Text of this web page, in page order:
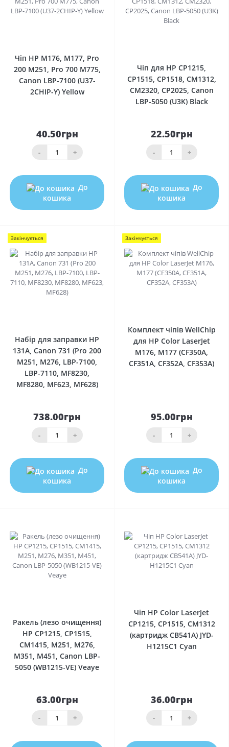
Чіп HP M176, M177, Pro
200 M251, Pro 700 M775,
Canon LBP-7100 (U37-
2CHIP-Y) Yellow
40.50грн
- +
До
кошика
Чіп для HP CP1215,
CP1515, CP1518, CM1312,
CM2320, CP2025, Canon
LBP-5050 (U3K) Black
22.50грн
- +
До
кошика
Закінчується
Набір для заправки HP
131A, Canon 731 (Pro 200
M251, M276, LBP-7100,
LBP-7110, MF8230,
MF8280, MF623, MF628)
738.00грн
- +
До
кошика
Закінчується
Комплект чіпів WellChip
для HP Color LaserJet
M176, M177 (CF350A,
CF351A, CF352A, CF353A)
95.00грн
- +
До
кошика
Ракель (лезо очищення)
HP CP1215, CP1515,
CM1415, M251, M276,
M351, M451, Canon LBP-
5050 (WB1215-VE) Veaye
63.00грн
- +
Чіп HP Color LaserJet
CP1215, CP1515, CM1312
(картридж CB541A) JYD-
H1215C1 Cyan
36.00грн
- +